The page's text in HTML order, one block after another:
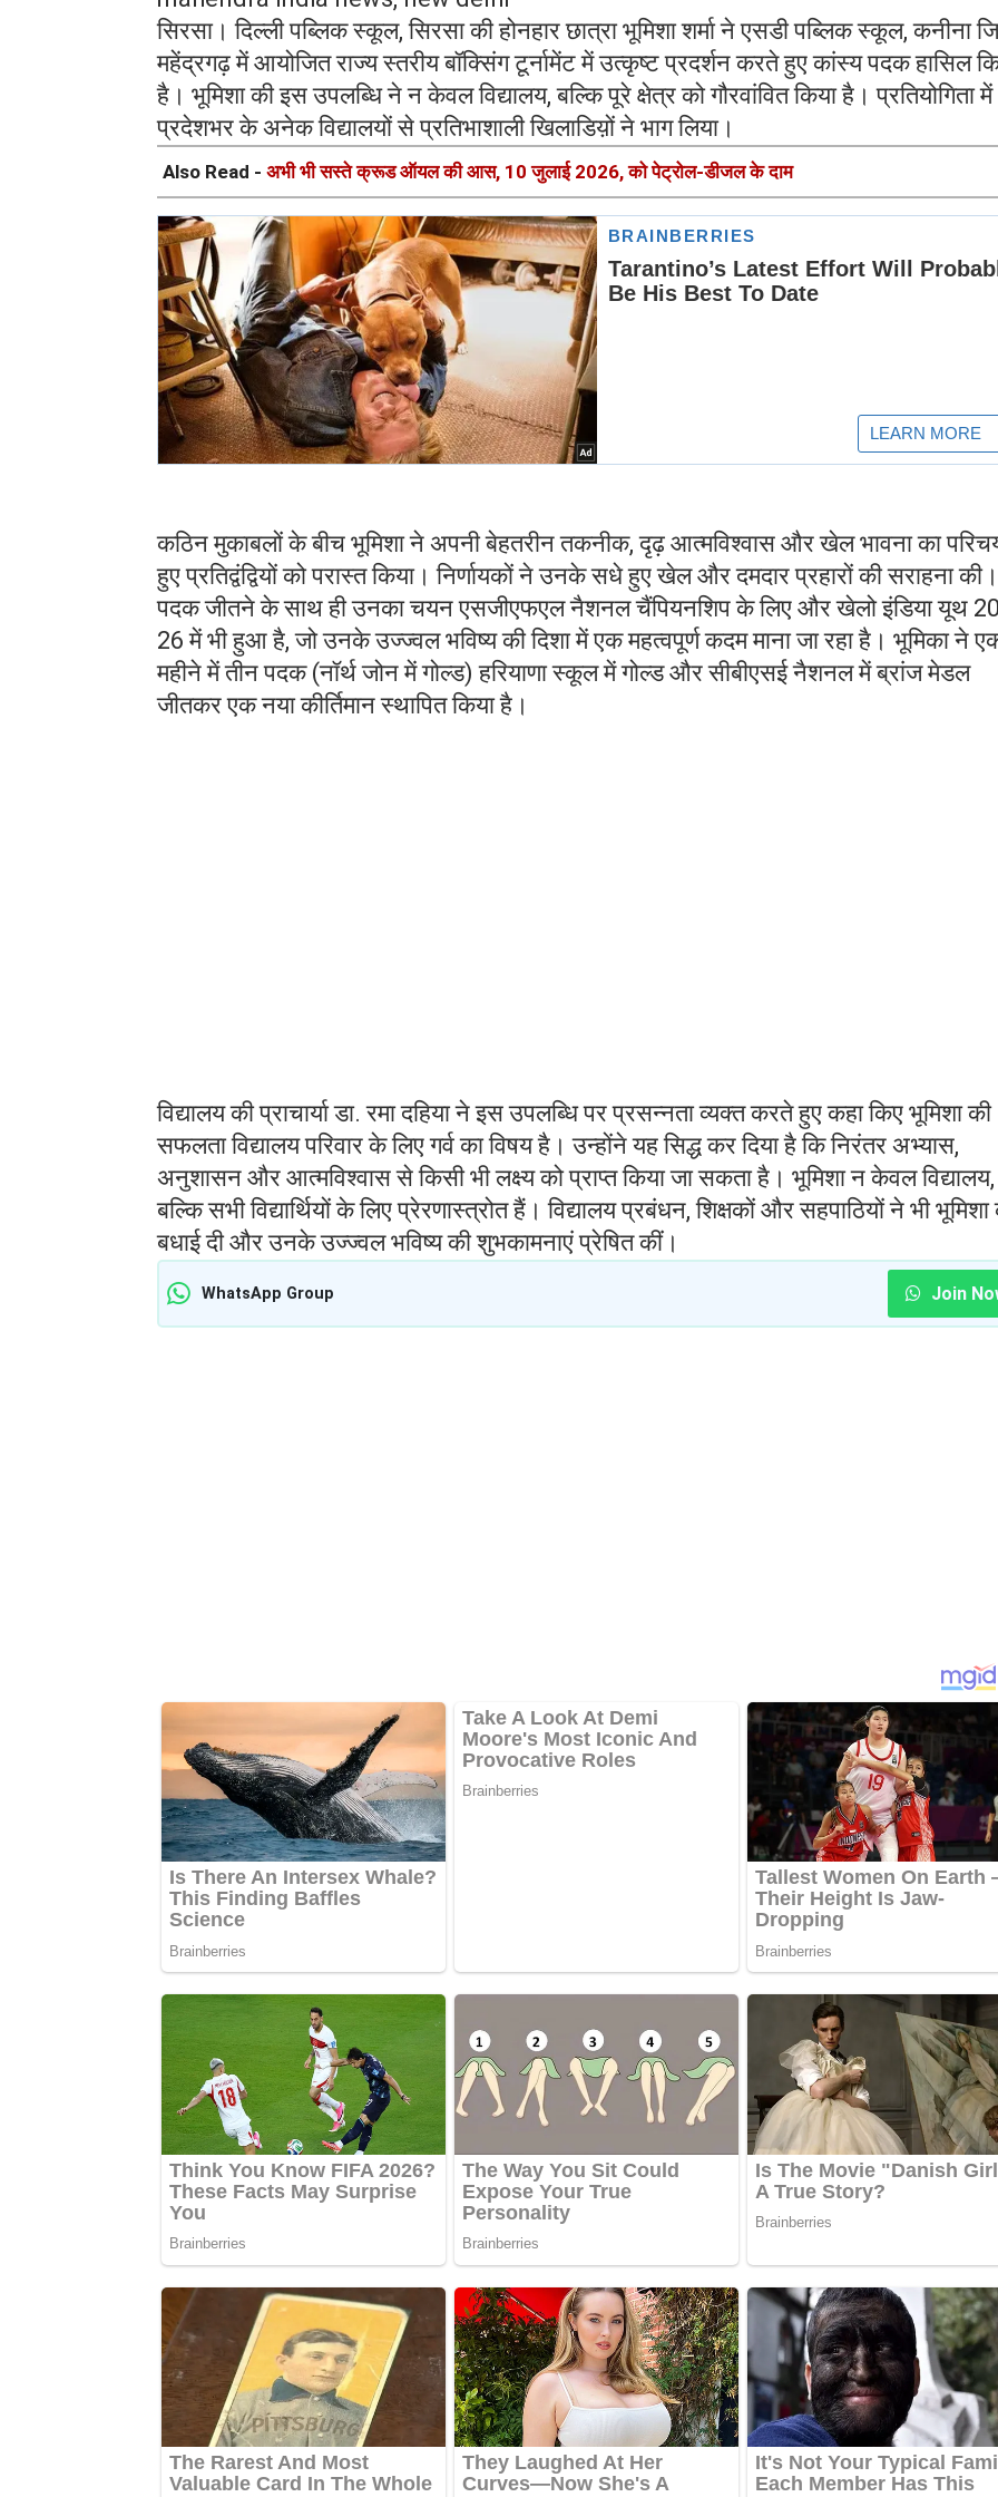
सिरसा। दिल्ली पब्लिक स्कूल, सिरसा की होनहार छात्रा भूमिशा शर्मा ने एसडी पब्लिक स्कूल, कनीना
महेंद्रगढ़ में आयोजित राज्य स्तरीय बॉक्सिंग टूर्नामेंट में उत्कृष्ट प्रदर्शन करते हुए कांस्य पदक हासिल
है। भूमिशा की इस उपलब्धि ने न केवल विद्यालय, बल्कि पूरे क्षेत्र को गौरवांवित किया है। प्रतियोगिता में
प्रदेशभर के अनेक विद्यालयों से प्रतिभाशाली खिलाडिय़ों ने भाग लिया।
Also Read - अभी भी सस्ते क्रूड ऑयल की आस, 10 जुलाई 2026, को पेट्रोल-डीजल के दाम
कठिन मुकाबलों के बीच भूमिशा ने अपनी बेहतरीन तकनीक, दृढ़ आत्मविश्वास और खेल भावना का
हुए प्रतिद्वंद्वियों को परास्त किया। निर्णायकों ने उनके सधे हुए खेल और दमदार प्रहारों की सराहना की।
पदक जीतने के साथ ही उनका चयन एसजीएफएल नैशनल चैंपियनशिप के लिए और खेलो इंडिया यूथ
26 में भी हुआ है, जो उनके उज्ज्वल भविष्य की दिशा में एक महत्वपूर्ण कदम माना जा रहा है। भूमिका ने
महीने में तीन पदक (नॉर्थ जोन में गोल्ड) हरियाणा स्कूल में गोल्ड और सीबीएसई नैशनल में ब्रांज मेडल
जीतकर एक नया कीर्तिमान स्थापित किया है।
विद्यालय की प्राचार्या डा. रमा दहिया ने इस उपलब्धि पर प्रसन्नता व्यक्त करते हुए कहा किए भूमिशा की
सफलता विद्यालय परिवार के लिए गर्व का विषय है। उन्होंने यह सिद्ध कर दिया है कि निरंतर अभ्यास,
अनुशासन और आत्मविश्वास से किसी भी लक्ष्य को प्राप्त किया जा सकता है। भूमिशा न केवल विद्यालय,
बल्कि सभी विद्यार्थियों के लिए प्रेरणास्त्रोत हैं। विद्यालय प्रबंधन, शिक्षकों और सहपाठियों ने भी भूमिशा
बधाई दी और उनके उज्ज्वल भविष्य की शुभकामनाएं प्रेषित कीं।
WhatsApp Group Join